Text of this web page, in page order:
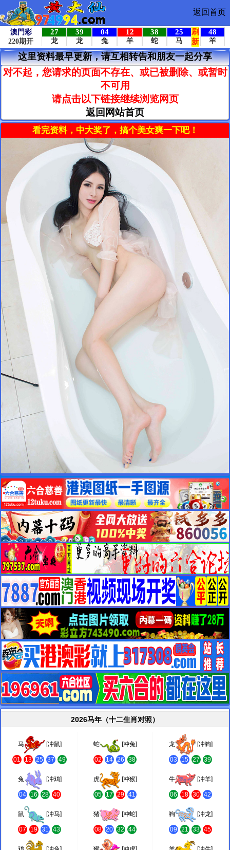
返回首页
这里资料最早更新，请互相转告和朋友一起分享
对不起，您请求的页面不存在、或已被删除、或暂时
不可用
请点击以下链接继续浏览网页
返回网站首页
看完资料，中大奖了，搞个美女爽一下吧！
2026马年（十二生肖对照）
马 [冲鼠]
01 13 25 37 49
蛇 [冲兔]
02 14 26 38
龙 [冲狗]
03 15 27 39
兔 [冲鸡]
04 16 28 40
虎 [冲猴]
05 17 29 41
牛 [冲羊]
06 18 30 42
鼠 [冲马]
07 19 31 43
猪 [冲蛇]
08 20 32 44
狗 [冲龙]
09 21 33 45